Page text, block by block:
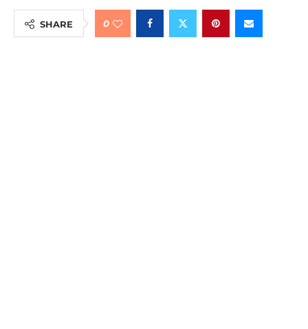
SHARE 0